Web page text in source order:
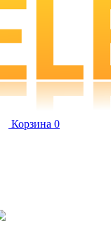
Корзина 0